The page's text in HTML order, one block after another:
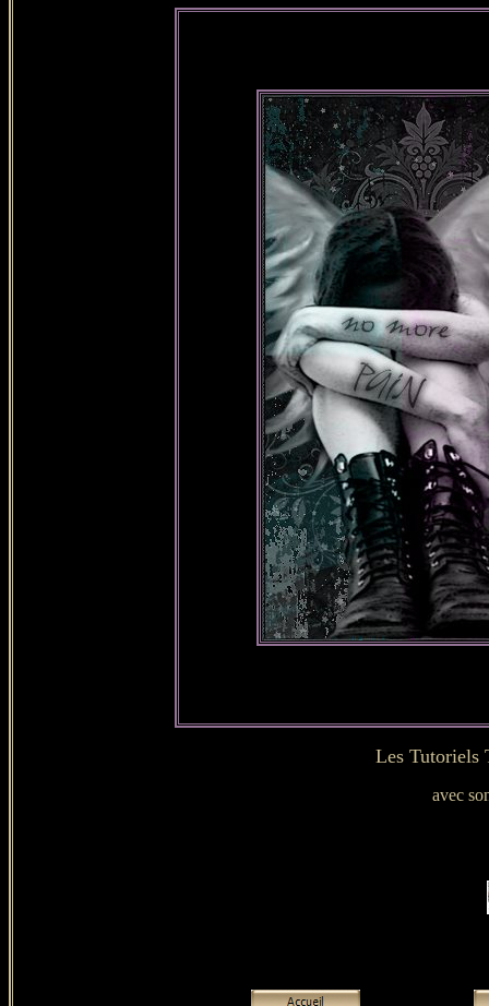
Les Tutoriels
avec